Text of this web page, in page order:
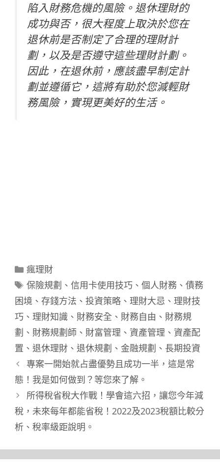
陷入財務危機的風險。退休理財的
成功與否，很大程度上取決於您在
退休前是否制定了合理的理財計
劃，以及是否遵守這些理財計劃。
因此，在退休前，應該盡早制定計
劃並遵循它，這將有助於您減輕財
務風險，實現更美好的生活。
分
類
瘋理財
標
籤
保險規劃 、 信用卡使用技巧、 個人財務、 債務
困境 、 存錢方法 、 投資策略 、 理財大忌 、 理財技
巧 、 理財知識 、 財務安全 、 財務自由 、 財務規
劃 、 財務規劃師 、 財富管理 、 資產管理 、 資產配
置 、 退休理財 、 退休規劃 、 金融規劃 、 長期投資
專案一開始就占盡優勢且成功一半，這是常
態！我是如何做到？等您來了解。
所得稅省稅大作戰！學會這六招，讓您今年減
稅，未來每年都能省稅！2022及2023稅額比較分
析、稅率級距說明。